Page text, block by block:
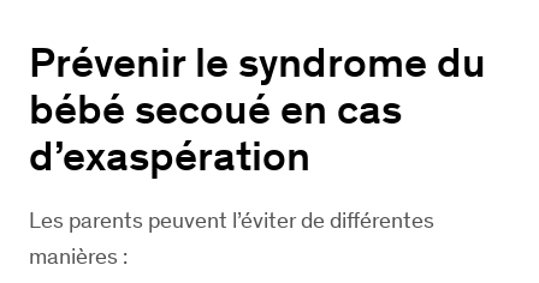
Prévenir le syndrome du
bébé secoué en cas
d’exaspération
Les parents peuvent l’éviter de différentes
manières :